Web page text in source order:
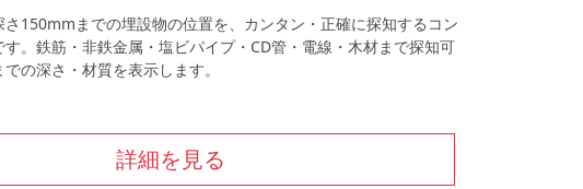
150mmまでの埋設物の位置を、カンタン・正確に探知するコン
。鉄筋・非鉄金属・塩ビパイプ・CD管・電線・木材まで探知可
の深さ・材質を表示します。
詳細を見る